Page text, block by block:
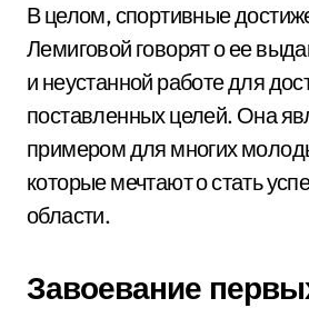
В целом, спортивные
Лемиговой говорят о ее
и неустанной работе для
поставленных целей. Она
примером для многих
которые мечтают о стать
области.
Завоевание